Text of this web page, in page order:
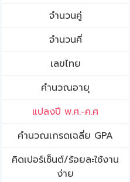
จำนวนคู่
จำนวนคี่
เลขไทย
คำนวณอายุ
แปลงปี พ.ศ.-ค.ศ
คํานวณเกรดเฉลี่ย GPA
คิดเปอร์เซ็นต์/ร้อยละใช้งาน
ง่าย